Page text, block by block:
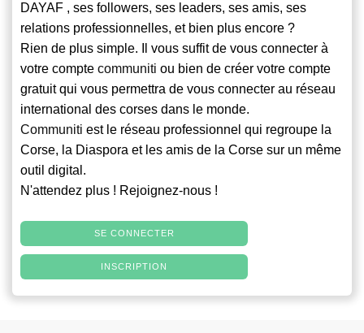
DAYAF , ses followers, ses leaders, ses amis, ses
relations professionnelles, et bien plus encore ?
Rien de plus simple. Il vous suffit de vous connecter à
votre compte communiti ou bien de créer votre compte
gratuit qui vous permettra de vous connecter au réseau
international des corses dans le monde.
Communiti est le réseau professionnel qui regroupe la
Corse, la Diaspora et les amis de la Corse sur un même
outil digital.
N'attendez plus ! Rejoignez-nous !
SE CONNECTER
INSCRIPTION